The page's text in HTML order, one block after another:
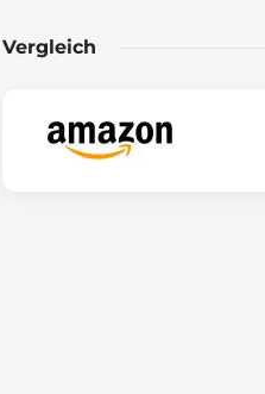
Vergleich